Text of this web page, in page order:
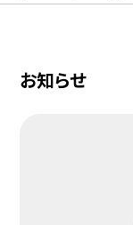
お知らせ